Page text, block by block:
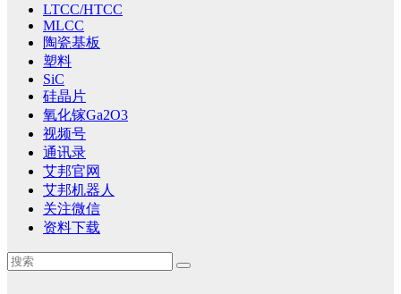
LTCC/HTCC
MLCC
陶瓷基板
塑料
SiC
硅晶片
氧化镓Ga2O3
视频号
通讯录
艾邦官网
艾邦机器人
关注微信
资料下载